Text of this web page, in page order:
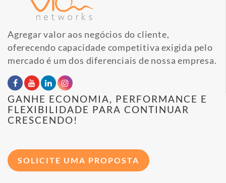
Agregar valor aos negócios do cliente,
oferecendo capacidade competitiva exigida pelo
mercado é um dos diferenciais de nossa empresa.
GANHE ECONOMIA, PERFORMANCE E
FLEXIBILIDADE PARA CONTINUAR
CRESCENDO!
SOLICITE UMA PROPOSTA